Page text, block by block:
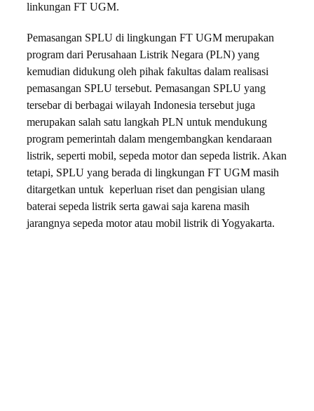
linkungan FT UGM.
Pemasangan SPLU di lingkungan FT UGM merupakan
program dari Perusahaan Listrik Negara (PLN) yang
kemudian didukung oleh pihak fakultas dalam realisasi
pemasangan SPLU tersebut. Pemasangan SPLU yang
tersebar di berbagai wilayah Indonesia tersebut juga
merupakan salah satu langkah PLN untuk mendukung
program pemerintah dalam mengembangkan kendaraan
listrik, seperti mobil, sepeda motor dan sepeda listrik. Akan
tetapi, SPLU yang berada di lingkungan FT UGM masih
ditargetkan untuk keperluan riset dan pengisian ulang
baterai sepeda listrik serta gawai saja karena masih
jarangnya sepeda motor atau mobil listrik di Yogyakarta.